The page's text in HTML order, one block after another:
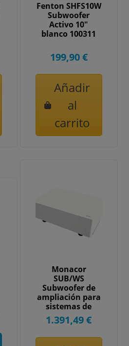
Fenton SHFS10W
Subwoofer
Activo 10"
blanco 100311
199,90 €
Añadir
al
carrito
Monacor
SUB/WS
Subwoofer de
ampliación para
sistemas de
altavoces
Spottune,
1.391,49 €